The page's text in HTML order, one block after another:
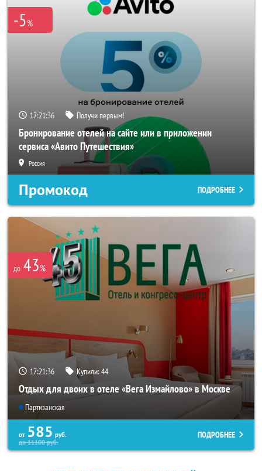
-5%
17:21:36 Получи первым!
Бронирование отелей на сайте или в приложении
сервиса «Авито Путешествия»
Россия
Промокод ПОДРОБНЕЕ
до 43%
17:21:36 Купили:44
Отдых для двоих в отеле «Вега Измайлово» в Москве
Партизанская
от 585 руб.
до11100руб.
ПОДРОБНЕЕ